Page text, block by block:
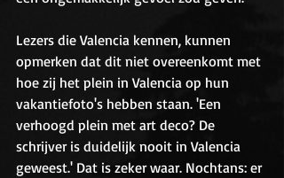
Lezers die Valencia kennen, kunnen
opmerken dat dit niet overeenkomt met
hoe zij het plein in Valencia op hun
vakantiefoto's hebben staan. 'Een
verhoogd plein met art deco? De
schrijver is duidelijk nooit in Valencia
geweest.' Dat is zeker waar. Nochtans: er